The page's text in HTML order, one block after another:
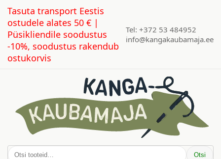
Tasuta transport Eestis
ostudele alates 50 € |
Püsikliendile soodustus
-10%, soodustus rakendub
ostukorvis
Tel: +372 53 484952
info@kangakaubamaja.ee
Otsi: Otsi